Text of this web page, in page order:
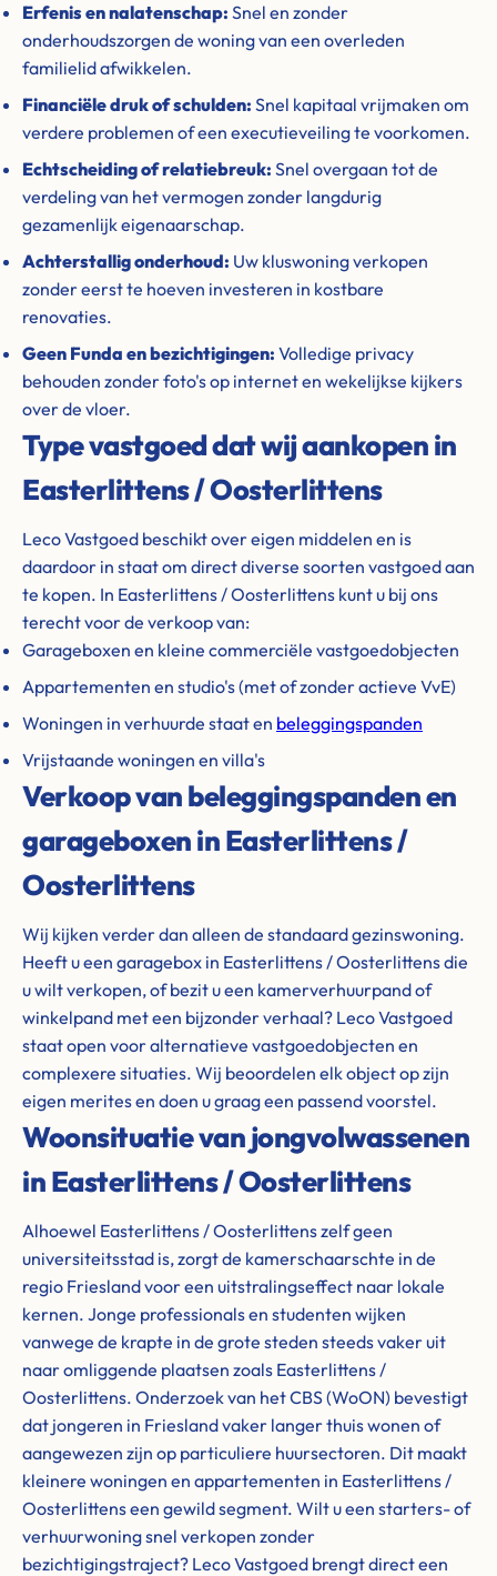
Erfenis en nalatenschap: Snel en zonder
onderhoudszorgen de woning van een overleden
familielid afwikkelen.
Financiële druk of schulden: Snel kapitaal vrijmaken om
verdere problemen of een executieveiling te voorkomen.
Echtscheiding of relatiebreuk: Snel overgaan tot de
verdeling van het vermogen zonder langdurig
gezamenlijk eigenaarschap.
Achterstallig onderhoud: Uw kluswoning verkopen
zonder eerst te hoeven investeren in kostbare
renovaties.
Geen Funda en bezichtigingen: Volledige privacy
behouden zonder foto's op internet en wekelijkse kijkers
over de vloer.
Type vastgoed dat wij aankopen in
Easterlittens / Oosterlittens
Leco Vastgoed beschikt over eigen middelen en is
daardoor in staat om direct diverse soorten vastgoed aan
te kopen. In Easterlittens / Oosterlittens kunt u bij ons
terecht voor de verkoop van:
Garageboxen en kleine commerciële vastgoedobjecten
Appartementen en studio's (met of zonder actieve VvE)
Woningen in verhuurde staat en beleggingspanden
Vrijstaande woningen en villa's
Verkoop van beleggingspanden en
garageboxen in Easterlittens /
Oosterlittens
Wij kijken verder dan alleen de standaard gezinswoning.
Heeft u een garagebox in Easterlittens / Oosterlittens die
u wilt verkopen, of bezit u een kamerverhuurpand of
winkelpand met een bijzonder verhaal? Leco Vastgoed
staat open voor alternatieve vastgoedobjecten en
complexere situaties. Wij beoordelen elk object op zijn
eigen merites en doen u graag een passend voorstel.
Woonsituatie van jongvolwassenen
in Easterlittens / Oosterlittens
Alhoewel Easterlittens / Oosterlittens zelf geen
universiteitsstad is, zorgt de kamerschaarschte in de
regio Friesland voor een uitstralingseffect naar lokale
kernen. Jonge professionals en studenten wijken
vanwege de krapte in de grote steden steeds vaker uit
naar omliggende plaatsen zoals Easterlittens /
Oosterlittens. Onderzoek van het CBS (WoON) bevestigt
dat jongeren in Friesland vaker langer thuis wonen of
aangewezen zijn op particuliere huursectoren. Dit maakt
kleinere woningen en appartementen in Easterlittens /
Oosterlittens een gewild segment. Wilt u een starters- of
verhuurwoning snel verkopen zonder
bezichtigingstraject? Leco Vastgoed brengt direct een